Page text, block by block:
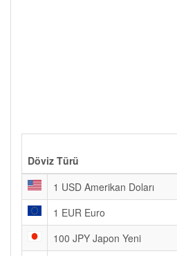
Döviz Türü
1 USD Amerikan Doları
1 EUR Euro
100 JPY Japon Yeni